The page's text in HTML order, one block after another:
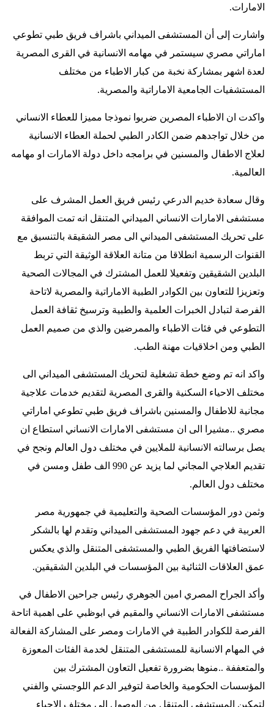
الامارات.
واشارت إلى أن المستشفى الميداني باشراف فريق طبي تطوعي
اماراتي مصري سيستمر في مهامه الانسانية في القرى المصرية
لعدة اشهر بمشاركة نخبة من كبار الاطباء من مختلف
المستشفيات الجامعية الاماراتية والمصرية.
واكدت ان الاطباء المصرين ضربوا نموذجا مميزا للعطاء الانساني
من خلال تواجدهم ضمن الكادر الطبي لحملة العطاء الانسانية
لعلاج الاطفال والمسنين في برامجه داخل دولة الامارات او مهامه
العالمية.
وقال سعادة خديم الدرعي رئيس فريق العمل المشرف على
مستشفى الامارات الانساني الميداني المتنقل انه تمت الموافقة
على تحريك المستشفى الميداني الى مصر الشقيقة بالتنسيق مع
القنوات الرسمية انطلاقا من متانة العلاقة الوثيقة التي تربط
البلدين الشقيقين وتفعيلا للعمل المشترك في المجالات الصحية
وتعزيزا للتعاون بين الكوادر الطبية الاماراتية والمصرية لاتاحة
الفرصة لتبادل الخبرات العلمية والطبية وترسيخ ثقافة العمل
التطوعي في فئات الاطباء والممرضين والذي من صميم العمل
الطبي ومن اخلاقيات مهنة الطب.
واكد انه تم وضع خطة تشغلية لتحريك المستشفى الميداني الى
مختلف الاحياء السكنية والقرى المصرية لتقديم خدمات علاجية
مجانية للاطفال والمسنين باشراف فريق طبي تطوعي اماراتي
مصري ..مشيرا الى ان مستشفى الامارات الانساني استطاع ان
يصل برسالته الانسانية للملايين في مختلف دول العالم ونجح في
تقديم العلاجي المجاني لما يزيد عن 990 الف طفل ومسن في
مختلف دول العالم.
وثمن دور المؤسسات الصحية والتعليمية في جمهورية مصر
العربية في دعم جهود المستشفى الميداني وتقدم لها بالشكر
لاستضافتها الفريق الطبي والمستشفى المتنقل والذي يعكس
عمق العلاقات الثنائية بين المؤسسات في البلدين الشقيقين.
وأكد الجراح المصري امين الجوهري رئيس جراحين الاطفال في
مستشفى الامارات الانساني والمقيم في ابوظبي على اهمية اتاحة
الفرصة للكوادر الطبية في الامارات ومصر على المشاركة الفعالة
في المهام الانسانية للمستشفى المتنقل لخدمة الفئات المعوزة
والمتعففة ..منوها بضرورة تفعيل التعاون المشترك بين
المؤسسات الحكومية والخاصة لتوفير الدعم اللوجستي والفني
لتمكين المستشفى المتنقل من الوصول الى مختلف الاحياء